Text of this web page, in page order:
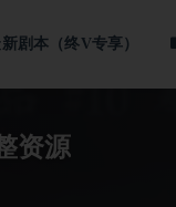
剧本（终V专享）
资源